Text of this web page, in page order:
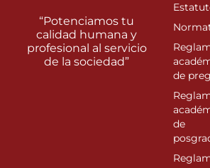
“Potenciamos tu
calidad humana y
profesional al servicio
de la sociedad”
de
de